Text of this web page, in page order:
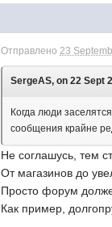
Отправлено23
SergeAS, on 22 Sept
Когда люди
сообщения крайне
Не соглашусь, тем
От магазинов до
Просто форум
Как пример,